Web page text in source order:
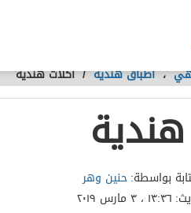
،أطباق هندية /أكلات هندية
بواسطة:حنين وهر
١٣:٣٦ ، ٣ مارس ٢٠١٩